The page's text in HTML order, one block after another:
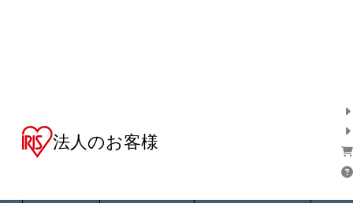
法人のお客様